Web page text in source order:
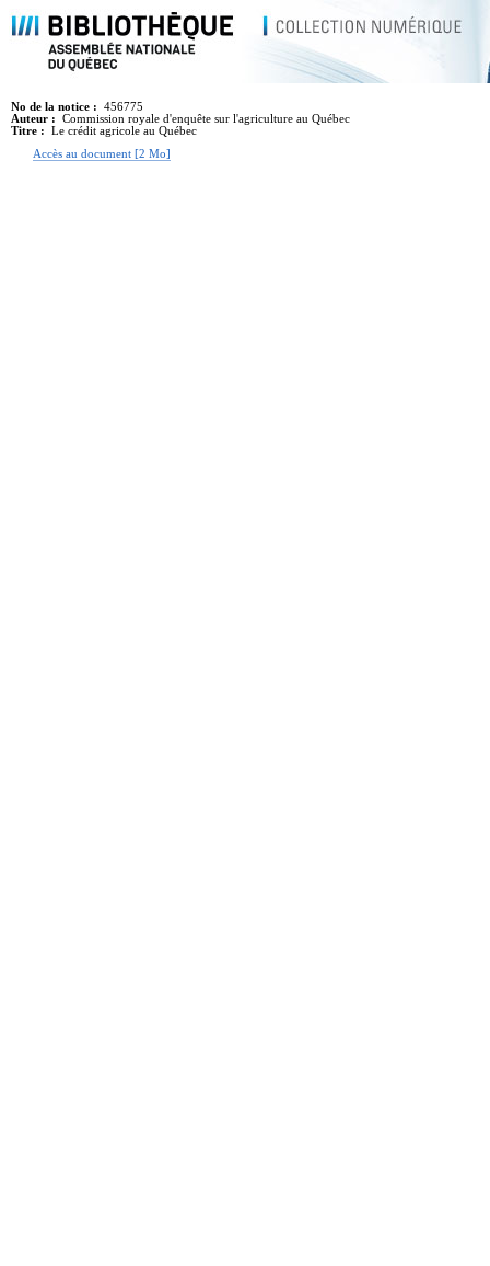
No de la notice :
456775
Auteur :
Commission royale d'enquête sur l'agriculture au Québec
Titre :
Le crédit agricole au Québec
Accès au document [2 Mo]